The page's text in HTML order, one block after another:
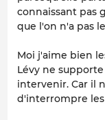
connaissant pas
que l'on n'a pas
Moi j'aime bien
Lévy ne
intervenir. Car il
d'interrompre les